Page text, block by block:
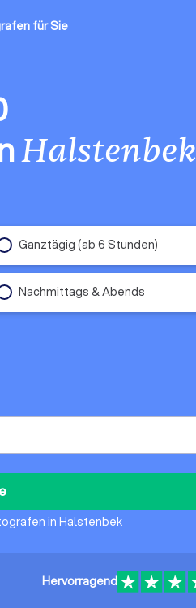
für Sie
Halstenbek
Ganztägig (ab 6 Stunden)
Nachmittags & Abends
in Halstenbek
Hervorragend